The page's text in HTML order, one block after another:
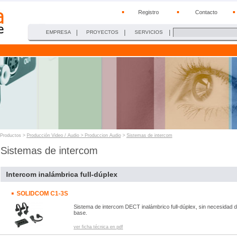
Registro Contacto
EMPRESA PROYECTOS SERVICIOS
Productos > Producción Video / Audio > Produccion Audio> Sistemas de intercom
Sistemas de intercom
Intercom inalámbrica full-dúplex
SOLIDCOM C1-3S
Sistema de intercom DECT inalámbrico full-dúplex, sin necesidad
base.
ver ficha técnica en pdf